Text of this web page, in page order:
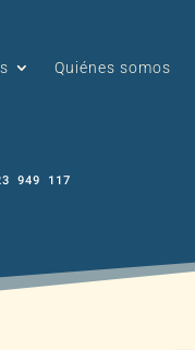
Quiénes somos
949 117